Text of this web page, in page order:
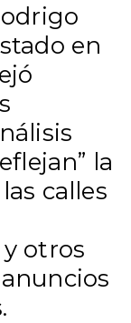
en
la
calles
otros